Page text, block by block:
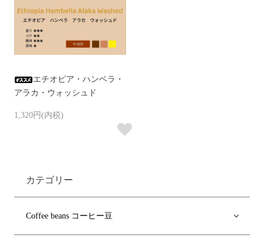
エチオピア・ハンベラ・
アラカ・ウォッシュド
1,320円(内税)
カテゴリー
Coffee beans コーヒー豆